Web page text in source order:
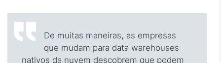
De muitas maneiras, as empresas
que mudam para data warehouses
nativos da nuvem descobrem que podem